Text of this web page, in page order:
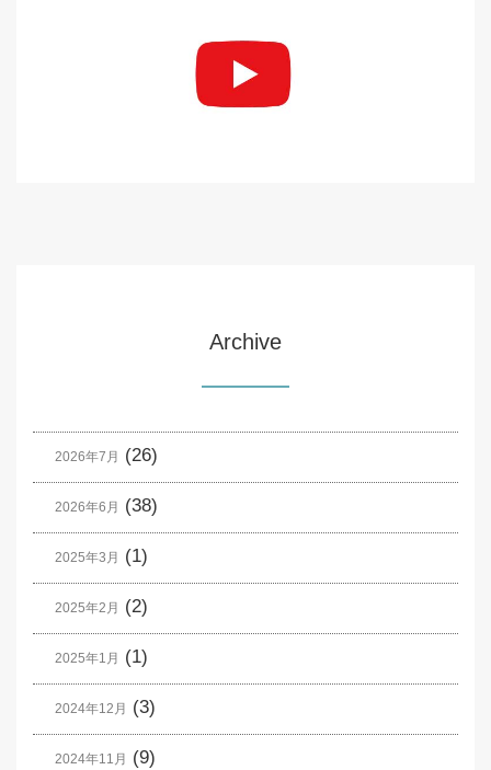
Archive
2026年7月 (26)
2026年6月 (38)
2025年3月 (1)
2025年2月 (2)
2025年1月 (1)
2024年12月 (3)
2024年11月 (9)